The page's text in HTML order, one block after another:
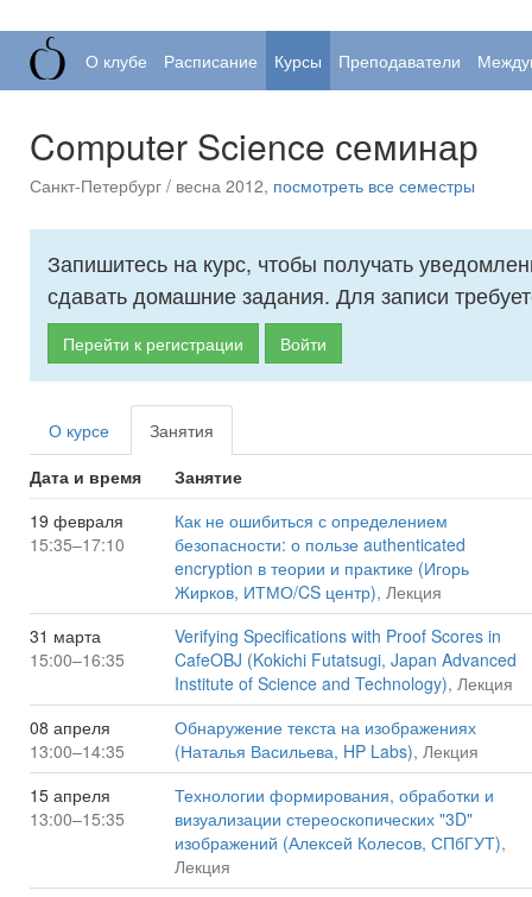
О клубе Расписание Курсы Преподаватели
Computer Science семинар
Санкт-Петербург / весна 2012, посмотреть все семестры
Запишитесь на курс, чтобы получать
сдавать домашние задания. Для записи
Перейти к регистрации Войти
О курсе
Занятия
Дата и время
Занятие
19 февраля
15:35–17:10
Как не ошибиться с определением
безопасности: о пользе authenticated
encryption в теории и практике (Игорь
Жирков, ИТМО/CS центр), Лекция
31 марта
15:00–16:35
Verifying Specifications with Proof Scores in
CafeOBJ (Kokichi Futatsugi, Japan Advanced
Institute of Science and Technology), Лекция
08 апреля
13:00–14:35
Обнаружение текста на изображениях
(Наталья Васильева, HP Labs), Лекция
15 апреля
13:00–15:35
Технологии формирования, обработки и
визуализации стереоскопических "3D"
изображений (Алексей Колесов, СПбГУТ),
Лекция